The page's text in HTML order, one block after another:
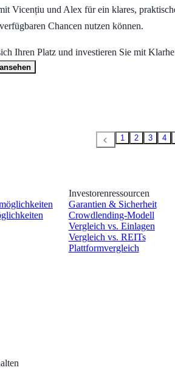
Vicențiu und Alex für ein klares,
Chancen nutzen können.
Ihren Platz und investieren Sie mit
1 2 3 4
Investorenressourcen
Garantien & Sicherheit
Crowdlending-Modell
Vergleich vs. Einlagen
Vergleich vs. REITs
Plattformvergleich